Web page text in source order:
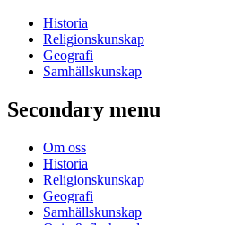
Historia
Religionskunskap
Geografi
Samhällskunskap
Secondary menu
Om oss
Historia
Religionskunskap
Geografi
Samhällskunskap